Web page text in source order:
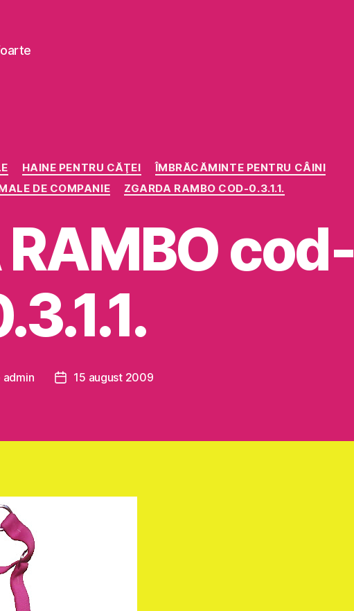
Categorii
HAINE PENTRU CĂŢEI
ÎMBRĂCĂMINTE PENTRU CÂINI
DE COMPANIE
ZGARDA RAMBO COD-0.3.1.1.
RAMBO cod-
admin
Dată15 august 2009